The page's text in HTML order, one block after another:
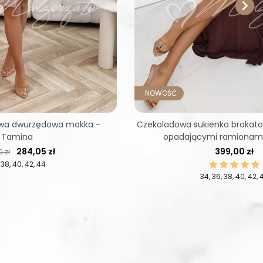
38 40 42 44
zł Cena
284,05 zł
dwurzędowa mokka -
Tamina
NOWOŚĆ
34 36 38 40 42
Cena
399,00 zł
Czekoladowa sukienka
opadającymi
